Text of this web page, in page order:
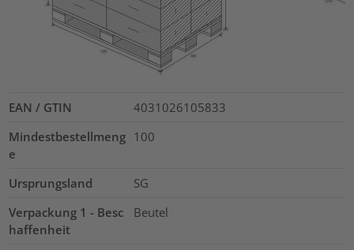
EAN / GTIN
4031026105833
Mindestbestellmeng
e
100
Ursprungsland
SG
Verpackung 1 - Besc
haffenheit
Beutel